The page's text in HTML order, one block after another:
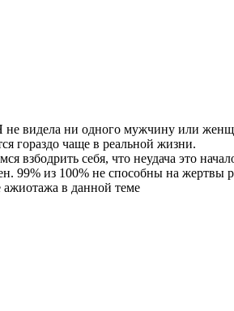
не видела ни одного мужчину или
гораздо чаще в реальной жизни.
взбодрить себя, что неудача это
из 100% не способны на жертвы
ажиотажа в данной теме